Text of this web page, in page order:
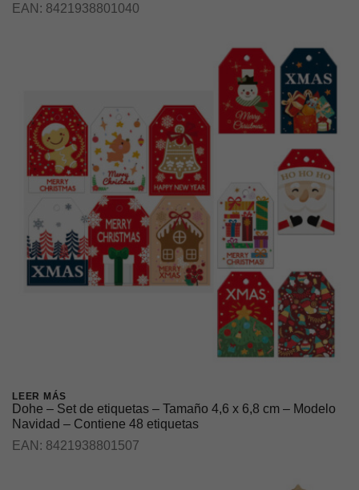
EAN: 8421938801040
LEER MÁS
Dohe – Set de etiquetas – Tamaño 4,6 x 6,8 cm – Modelo
Navidad – Contiene 48 etiquetas
EAN: 8421938801507